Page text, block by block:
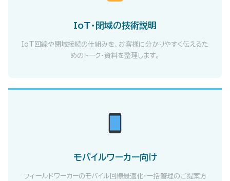
IoT・閉域の技術説明
IoT回線や閉域接続の仕組みを、お客様に分かりやすく伝えるた
めのトーク・資料を整理します。
モバイルワーカー向け
フィールドワーカーのモバイル回線最適化・一括管理のご提案方